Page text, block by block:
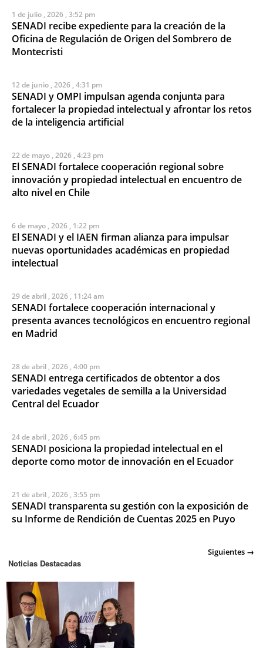
1 de julio , 2026 , 3:52 pm
SENADI recibe expediente para la creación de la
Oficina de Regulación de Origen del Sombrero de
Montecristi
12 de junio , 2026 , 4:31 pm
SENADI y OMPI impulsan agenda conjunta para
fortalecer la propiedad intelectual y afrontar los retos
de la inteligencia artificial
22 de mayo , 2026 , 4:23 pm
El SENADI fortalece cooperación regional sobre
innovación y propiedad intelectual en encuentro de
alto nivel en Chile
6 de mayo , 2026 , 1:22 pm
El SENADI y el IAEN firman alianza para impulsar
nuevas oportunidades académicas en propiedad
intelectual
29 de abril , 2026 , 11:24 am
SENADI fortalece cooperación internacional y
presenta avances tecnológicos en encuentro regional
en Madrid
28 de abril , 2026 , 4:00 pm
SENADI entrega certificados de obtentor a dos
variedades vegetales de semilla a la Universidad
Central del Ecuador
24 de abril , 2026 , 6:45 pm
SENADI posiciona la propiedad intelectual en el
deporte como motor de innovación en el Ecuador
21 de abril , 2026 , 3:55 pm
SENADI transparenta su gestión con la exposición de
su Informe de Rendición de Cuentas 2025 en Puyo
Posts
navigation
Siguientes →
Noticias Destacadas